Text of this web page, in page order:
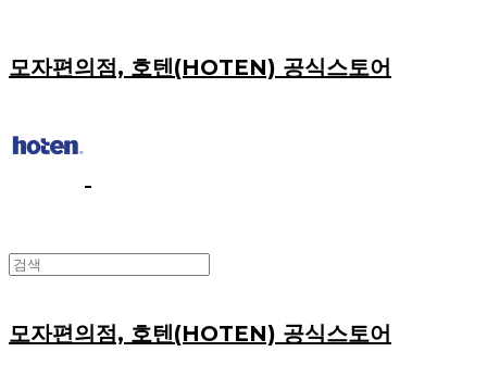
모자편의점, 호텐(HOTEN) 공식스토어
모자편의점, 호텐(HOTEN) 공식스토어